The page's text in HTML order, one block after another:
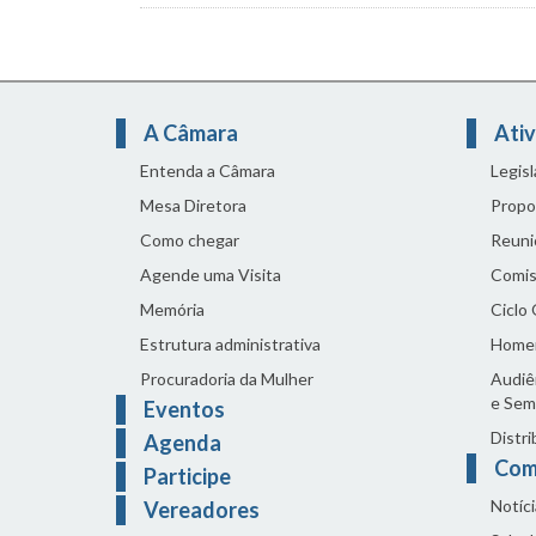
A Câmara
Entenda a Câmara
Mesa Diretora
Como chegar
Agende uma Visita
Memória
Estrutura administrativa
Procuradoria da Mulher
Eventos
Agenda
Participe
Vereadores
Ciclo
e